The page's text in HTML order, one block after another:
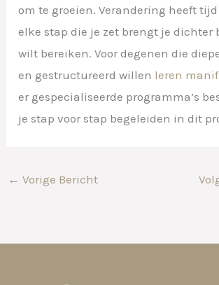
om te groeien. Verandering heeft
elke stap die je zet brengt je dichter
wilt bereiken. Voor degenen die
en gestructureerd willen leren
er gespecialiseerde programma’s
je stap voor stap begeleiden in dit
← Vorige Bericht